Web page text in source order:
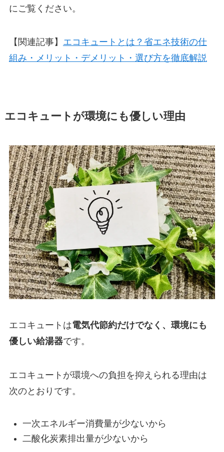
にご覧ください。
【関連記事】 エコキュートとは？省エネ技術の仕
組み・メリット・デメリット・選び方を徹底解説
エコキュートが環境にも優しい理由
エコキュートは電気代節約だけでなく、環境にも
優しい給湯器です。
エコキュートが環境への負担を抑えられる理由は
次のとおりです。
一次エネルギー消費量が少ないから
二酸化炭素排出量が少ないから